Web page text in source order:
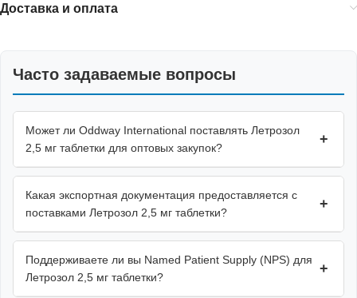
Доставка и оплата
Часто задаваемые вопросы
Может ли Oddway International поставлять Летрозол
2,5 мг таблетки для оптовых закупок?
+
Какая экспортная документация предоставляется с
поставками Летрозол 2,5 мг таблетки?
+
Поддерживаете ли вы Named Patient Supply (NPS) для
Летрозол 2,5 мг таблетки?
+